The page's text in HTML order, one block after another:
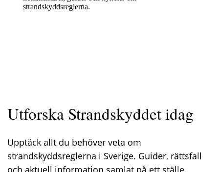
strandskyddsreglerna.
Utforska Strandskyddet idag
Upptäck allt du behöver veta om
strandskyddsreglerna i Sverige. Guider, rättsfall
och aktuell information samlat på ett ställe.